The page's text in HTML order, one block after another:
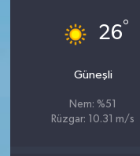
26°
Güneşli
Nem: %51
Rüzgar: 10.31 m/s